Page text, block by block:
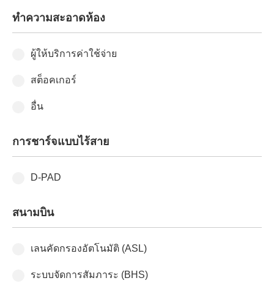
ทำความสะอาดห้อง
ผู้ให้บริการค่าใช้จ่าย
สต็อคเกอร์
อื่น
การชาร์จแบบไร้สาย
D-PAD
สนามบิน
เลนคัดกรองอัตโนมัติ (ASL)
ระบบจัดการสัมภาระ (BHS)